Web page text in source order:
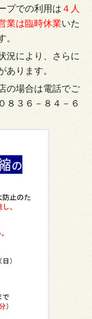
プでの利用は ４人
業は臨時休業いた
況により、さらに
あります。
の場合は電話でご
８３６－８４－６